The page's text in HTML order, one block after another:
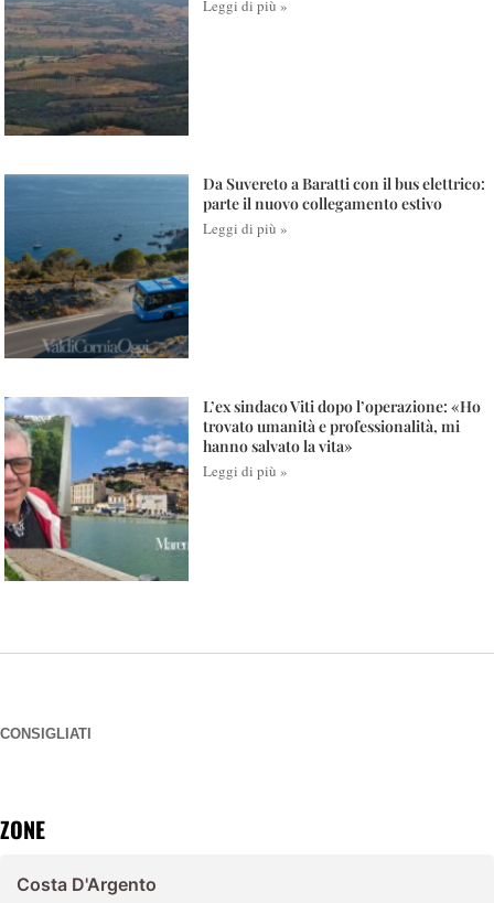
Leggi di più »
Da Suvereto a Baratti con il bus elettrico:
parte il nuovo collegamento estivo
Leggi di più »
L’ex sindaco Viti dopo l’operazione: «Ho
trovato umanità e professionalità, mi
hanno salvato la vita»
Leggi di più »
CONSIGLIATI
ZONE
Costa D'Argento